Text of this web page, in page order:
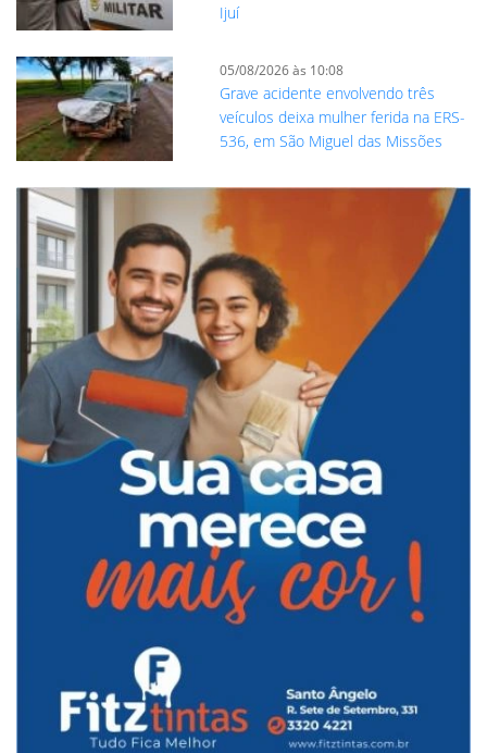
Ijuí
05/08/2026 às 10:08
Grave acidente envolvendo três
veículos deixa mulher ferida na ERS-
536, em São Miguel das Missões